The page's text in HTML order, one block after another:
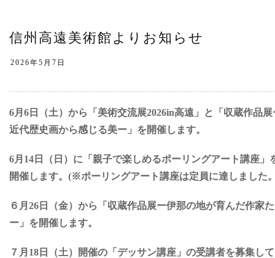
信州高遠美術館よりお知らせ
6月6日（土）から「美術交流展2026in高遠」と「収蔵作品展
近代歴史画から感じる美ー」を開催します。
6月14日（日）に「親子で楽しめるポーリングアート講座」
開催します。(※ポーリングアート講座は定員に達しました
６月26日（金）から「収蔵作品展ー伊那の地が育んだ作家
ー」を開催します。
７月18日（土）開催の「デッサン講座」の受講者を募集し